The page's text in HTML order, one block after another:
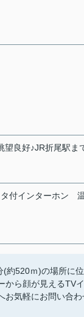
良好♪JR折尾駅ま
付インターホン
約520ｍ)の場所に
ら顔が見えるTV
気軽にお問い合